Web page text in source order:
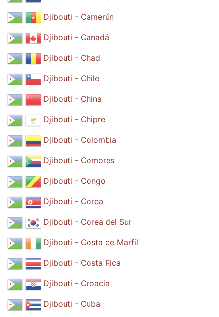
Djibouti - Camerún
Djibouti - Canadá
Djibouti - Chad
Djibouti - Chile
Djibouti - China
Djibouti - Chipre
Djibouti - Colombia
Djibouti - Comores
Djibouti - Congo
Djibouti - Corea
Djibouti - Corea del Sur
Djibouti - Costa de Marfil
Djibouti - Costa Rica
Djibouti - Croacia
Djibouti - Cuba